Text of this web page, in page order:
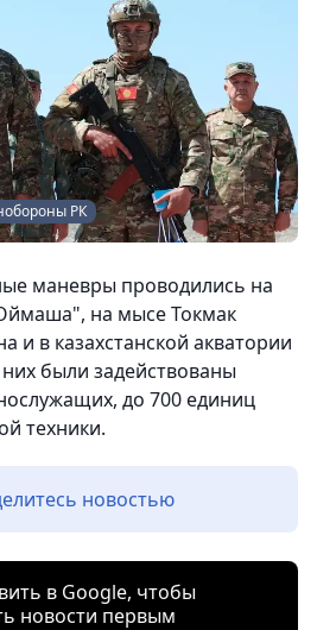
РК
маневры проводились на
на мысе Токмак
и в казахстанской акватории
были задействованы
до 700 единиц
техники.
новостью
в Google, чтобы
новости первым